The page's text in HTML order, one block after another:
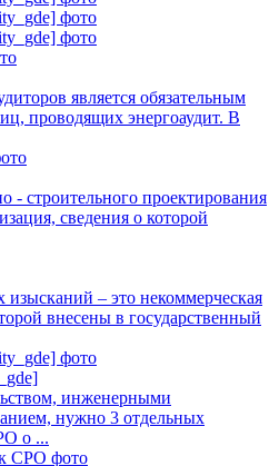
является обязательным
проводящих энергоаудит. В
- строительного проектирования
сведения о которой
– это некоммерческая
внесены в государственный
инженерными
нужно 3 отдельных
о ...